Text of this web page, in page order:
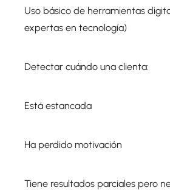
Uso básico de herramientas
expertas en tecnología)
Detectar cuándo una clienta:
Está estancada
Ha perdido motivación
Tiene resultados parciales pero